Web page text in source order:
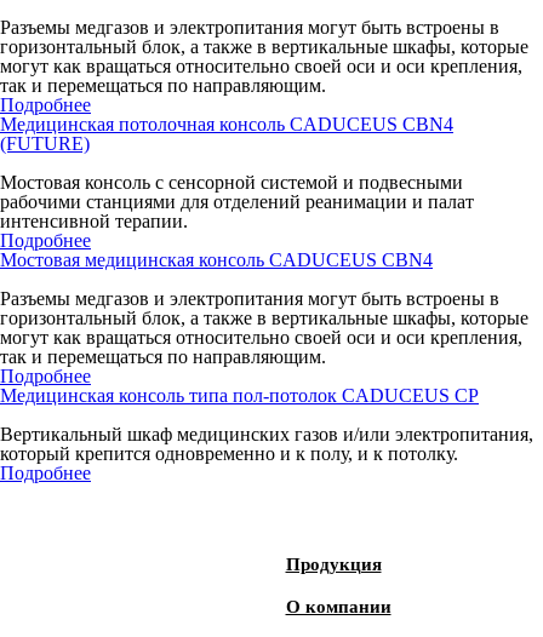
Разъемы медгазов и электропитания могут быть встроены в
горизонтальный блок, а также в вертикальные шкафы, которые
могут как вращаться относительно своей оси и оси крепления,
так и перемещаться по направляющим.
Подробнее
Медицинская потолочная консоль CADUCEUS CBN4
(FUTURE)
Мостовая консоль с сенсорной системой и подвесными
рабочими станциями для отделений реанимации и палат
интенсивной терапии.
Подробнее
Мостовая медицинская консоль CADUCEUS CBN4
Разъемы медгазов и электропитания могут быть встроены в
горизонтальный блок, а также в вертикальные шкафы, которые
могут как вращаться относительно своей оси и оси крепления,
так и перемещаться по направляющим.
Подробнее
Медицинская консоль типа пол-потолок CADUCEUS CP
Вертикальный шкаф медицинских газов и/или электропитания,
который крепится одновременно и к полу, и к потолку.
Подробнее
Продукция
О компании